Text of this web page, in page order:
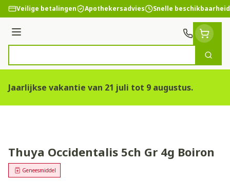
Ga naar de inhoud
Veilige betalingen Apothekersadvies Snelle beschikbaarheid
Menu
Zoek
Jaarlijkse vakantie van 21 juli tot 9 augustus.
Thuya Occidentalis 5ch Gr 4g Boiron
Geneesmiddel